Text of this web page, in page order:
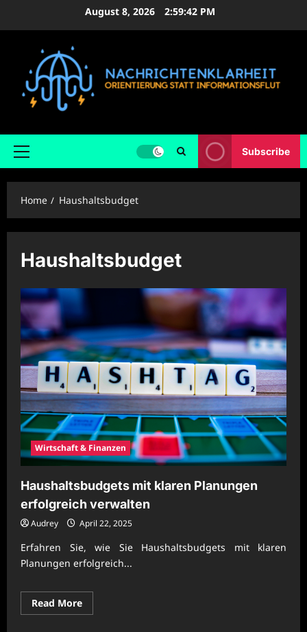
August 8, 2026 2:59:43 PM
Primary
Subscribe
Home Haushaltsbudget
Haushaltsbudget
Wirtschaft & Finanzen
Haushaltsbudgets mit klaren Planungen
erfolgreich verwalten
Audrey April 22, 2025
Erfahren Sie, wie Sie Haushaltsbudgets mit klaren
Planungen erfolgreich...
Read MoreRead
more